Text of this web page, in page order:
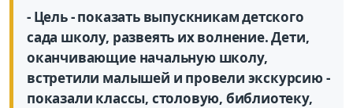
- Цель - показать выпускникам детского
сада школу, развеять их волнение. Дети,
оканчивающие начальную школу,
встретили малышей и провели экскурсию -
показали классы, столовую, библиотеку,